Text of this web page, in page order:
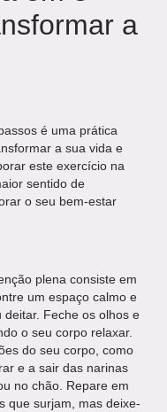
a
é uma prática
a sua vida e
este exercício na
sentido de
o seu bem-estar
plena consiste em
um espaço calmo e
Feche os olhos e
o seu corpo relaxar.
do seu corpo, como
e a sair das narinas
no chão. Repare em
que surjam, mas deixe-